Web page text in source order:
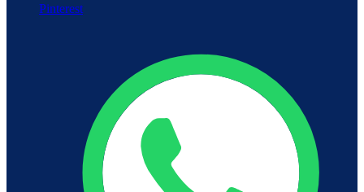
Pinterest